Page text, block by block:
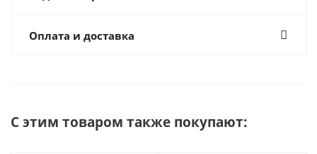
Оплата и доставка
С этим товаром также покупают: